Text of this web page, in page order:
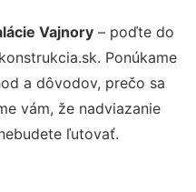
Vajnory – poďte do
Ponúkame
a dôvodov, prečo sa
vám, že nadviazanie
ľutovať.